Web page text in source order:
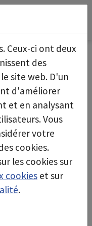
Rothrist
applicazione
di Contratto (di
i rapporti
Ceux-ci ont deux
des
site web. D'un
d'améliorer
et en analysant
Vous
votre
cookies.
les cookies sur
cookies et sur
.